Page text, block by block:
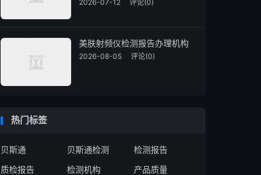
2026-07-12 评论(0)
美肤射频仪检测报告办理机构
2026-08-05 评论(0)
热门标签
贝斯通 贝斯通检测
检测报告
质检报告
检测机构
产品质量